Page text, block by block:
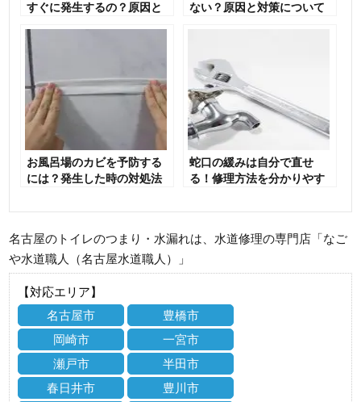
すぐに発生するの？原因と
ない？原因と対策について
お風呂場のカビを予防する
には？発生した時の対処法
蛇口の緩みは自分で直せ
る！修理方法を分かりやす
名古屋のトイレのつまり・水漏れは、水道修理の専門店「なご
や水道職人（名古屋水道職人）」
【対応エリア】
名古屋市
豊橋市
岡崎市
一宮市
瀬戸市
半田市
春日井市
豊川市